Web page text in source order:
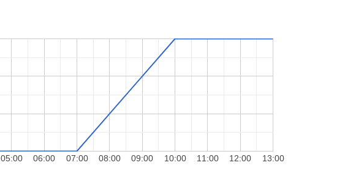
05:00 06:00 07:00 08:00 09:00 10:00 11:00 12:00 13:00